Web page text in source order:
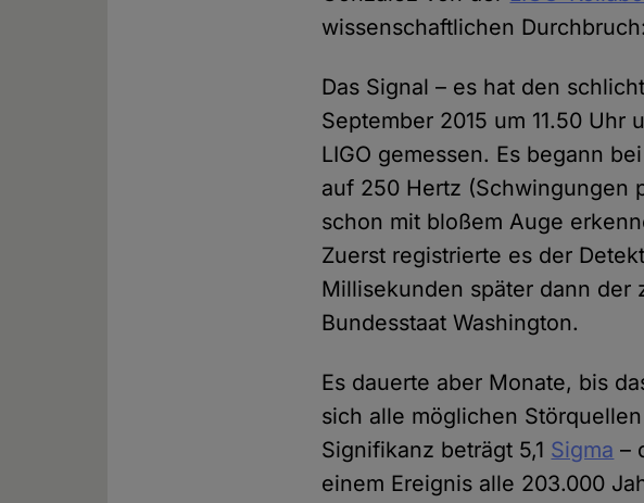
wissenschaftlichen
Das Signal – es hat den
September 2015 um 11.50
LIGO gemessen. Es begann
auf 250 Hertz (Schwingungen
schon mit bloßem Auge
Zuerst registrierte es der
Millisekunden später dann der
Bundesstaat Washington.
Es dauerte aber Monate, bis
sich alle möglichen
Signifikanz beträgt 5,1 Sigma –
einem Ereignis alle 203.000